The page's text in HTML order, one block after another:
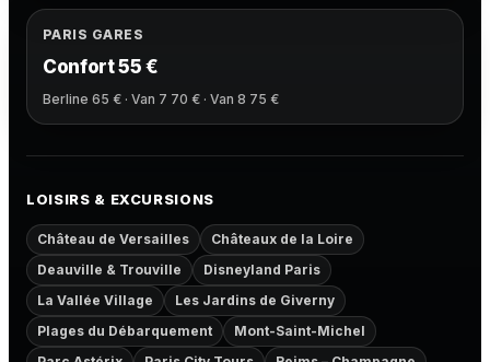
PARIS GARES
Confort 55 €
Berline 65 € · Van 7 70 € · Van 8 75 €
LOISIRS & EXCURSIONS
Château de Versailles
Châteaux de la Loire
Deauville & Trouville
Disneyland Paris
La Vallée Village
Les Jardins de Giverny
Plages du Débarquement
Mont-Saint-Michel